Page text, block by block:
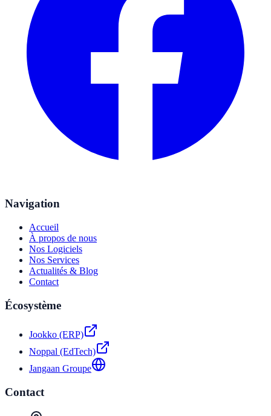
Navigation
Accueil
À propos de nous
Nos Logiciels
Nos Services
Actualités & Blog
Contact
Écosystème
Jookko (ERP)
Noppal (EdTech)
Jangaan Groupe
Contact